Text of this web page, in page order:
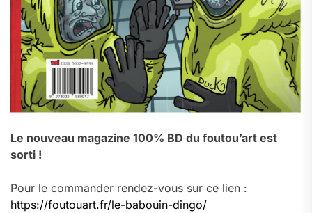
Le nouveau magazine 100% BD du foutou’art est
sorti !
Pour le commander rendez-vous sur ce lien :
https://foutouart.fr/le-babouin-dingo/